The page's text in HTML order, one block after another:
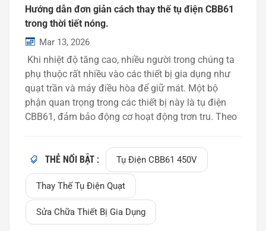
Hướng dẫn đơn giản cách thay thế tụ điện CBB61
trong thời tiết nóng.
Mar 13, 2026
Khi nhiệt độ tăng cao, nhiều người trong chúng ta
phụ thuộc rất nhiều vào các thiết bị gia dụng như
quạt trần và máy điều hòa để giữ mát. Một bộ
phận quan trọng trong các thiết bị này là tụ điện
CBB61, đảm bảo động cơ hoạt động trơn tru. Theo
thời tiết nóng. Trong hướng dẫn này, chúng tôi sẽ
hướng dẫn bạn cách thay thế tụ điện CBB61 và giữ
cho các thiết bị của bạn hoạt động trơn tru. Tại sao
cần thay thế tụ điện CBB61 trong thời tiết
nóng? Nhiệt độ cao có thể khiến tụ điện quá nóng,
dẫn đến hỏng hóc. Theo IEEETiếp xúc lâu dài với
THẺ NỔI BẬT : Tụ Điện CBB61 450V
Thay Thế Tụ Điện Quạt
Sửa Chữa Thiết Bị Gia Dụng